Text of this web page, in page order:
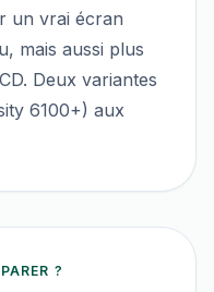
un vrai écran
mais aussi plus
Deux variantes
6100+) aux
?